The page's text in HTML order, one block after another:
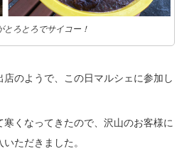
とろとろでサイコー！
のようで、この日マルシェに参加し
くなってきたので、 沢山のお客様に
ただきました。